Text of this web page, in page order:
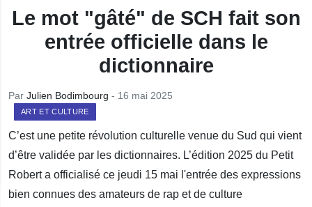
Le mot "gâté" de SCH fait son
entrée officielle dans le
dictionnaire
Par Julien Bodimbourg - 16 mai 2025
ART ET CULTURE
C’est une petite révolution culturelle venue du Sud qui vient
d’être validée par les dictionnaires. L’édition 2025 du Petit
Robert a officialisé ce jeudi 15 mai l'entrée des expressions
bien connues des amateurs de rap et de culture